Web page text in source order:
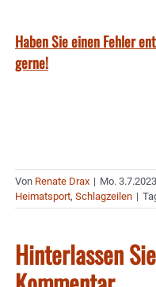
Haben Sie einen Fehler
gerne!
Von Renate Drax | Mo.
Heimatsport, Schlagzeilen |
Hinterlassen